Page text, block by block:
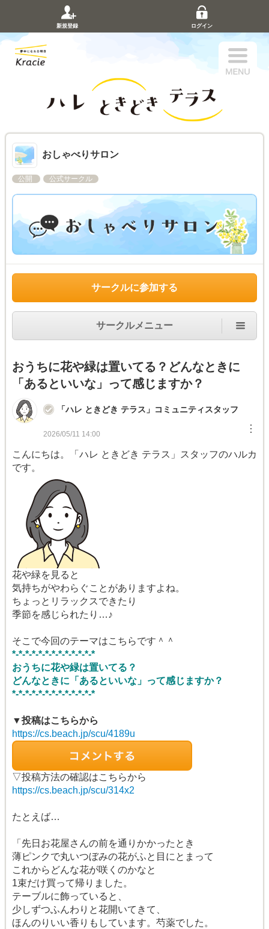
新規登録 ログイン
おしゃべりサロン
公開 公式サークル
サークルに参加する
サークルメニュー
おうちに花や緑は置いてる？どんなときに
「あるといいな」って感じますか？
「ハレ ときどき テラス」コミュニティスタッフ
2026/05/11 14:00 ︙
こんにちは。「ハレ ときどき テラス」スタッフのハルカ
です。
花や緑を見ると
気持ちがやわらぐことがありますよね。
ちょっとリラックスできたり
季節を感じられたり…♪
そこで今回のテーマはこちらです＾＾
*-*-*-*-*-*-*-*-*-*-*-*-*
おうちに花や緑は置いてる？
どんなときに「あるといいな」って感じますか？
*-*-*-*-*-*-*-*-*-*-*-*-*
▼投稿はこちらから
https://cs.beach.jp/scu/4189u
▽投稿方法の確認はこちらから
https://cs.beach.jp/scu/314x2
たとえば…
「先日お花屋さんの前を通りかかったとき
薄ピンクで丸いつぼみの花がふと目にとまって
これからどんな花が咲くのかなと
1束だけ買って帰りました。
テーブルに飾っていると、
少しずつふんわりと花開いてきて、
ほんのりいい香りもしています。芍薬でした。